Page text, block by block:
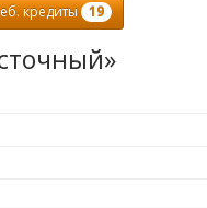
кредиты 19